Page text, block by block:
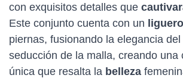
con exquisitos detalles que
Este conjunto cuenta con un
piernas, fusionando la elegancia
seducción de la malla, creando una
única que resalta la belleza